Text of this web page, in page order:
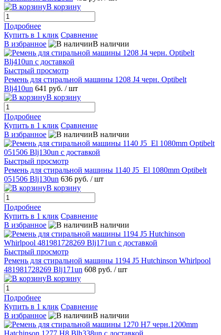
В корзину
Подробнее
Купить в 1 клик Сравнение
В избранное
В наличии
Быстрый просмотр
Ремень для стиральной машины 1208 J4 черн. Optibelt
Blj410un 641 руб. / шт
В корзину
Подробнее
Купить в 1 клик Сравнение
В избранное
В наличии
Быстрый просмотр
Ремень для стиральной машины 1140 J5_El 1080mm Optibelt
051506 Blj130un 636 руб. / шт
В корзину
Подробнее
Купить в 1 клик Сравнение
В избранное
В наличии
Быстрый просмотр
Ремень для стиральной машины 1194 J5 Hutchinson Whirlpool
481981728269 Blj171un 608 руб. / шт
В корзину
Подробнее
Купить в 1 клик Сравнение
В избранное
В наличии